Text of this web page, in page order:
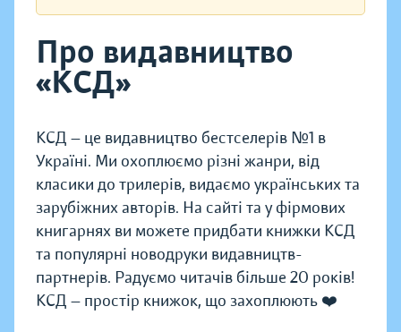
Про видавництво
«КСД»
КСД — це видавництво бестселерів №1 в
Україні. Ми охоплюємо різні жанри, від
класики до трилерів, видаємо українських та
зарубіжних авторів. На сайті та у фірмових
книгарнях ви можете придбати книжки КСД
та популярні новодруки видавництв-
партнерів. Радуємо читачів більше 20 років!
КСД — простір книжок, що захоплюють ❤️